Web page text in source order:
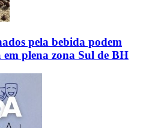
pela bebida podem
plena zona Sul de BH